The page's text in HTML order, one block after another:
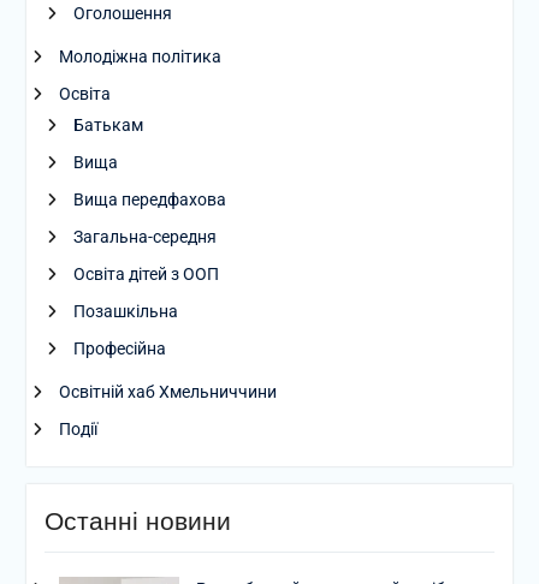
Оголошення
Молодіжна політика
Освіта
Батькам
Вища
Вища передфахова
Загальна-середня
Освіта дітей з ООП
Позашкільна
Професійна
Освітній хаб Хмельниччини
Події
Останні новини